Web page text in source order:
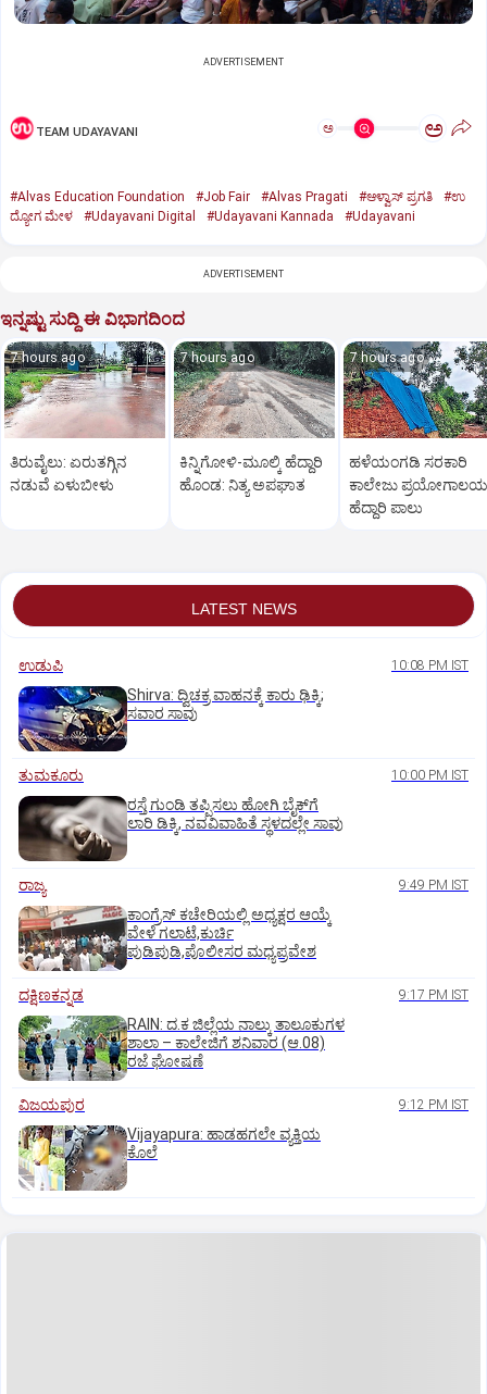
ADVERTISEMENT
TEAM UDAYAVANI ಅ ಅ
#Alvas Education Foundation #Job Fair #Alvas Pragati #ಆಳ್ವಾಸ್‌ ಪ್ರಗತಿ
#ಉ
ದ್ಯೋಗ ಮೇಳ
#Udayavani Digital #Udayavani Kannada #Udayavani
ADVERTISEMENT
ಇನ್ನಷ್ಟು ಸುದ್ದಿ ಈ ವಿಭಾಗದಿಂದ
7 hours ago
ತಿರುವೈಲು: ಏರುತಗ್ಗಿನ
ನಡುವೆ ಏಳುಬೀಳು
7 hours ago
ಕಿನ್ನಿಗೋಳಿ-ಮೂಲ್ಕಿ ಹೆದ್ದಾರಿ
ಹೊಂಡ: ನಿತ್ಯ ಅಪಘಾತ
7 hours ago
ಹಳೆಯಂಗಡಿ ಸರಕಾರಿ
ಕಾಲೇಜು ಪ್ರಯೋಗಾಲಯ
ಹೆದ್ದಾರಿ ಪಾಲು
LATEST NEWS
ಉಡುಪಿ 10:08 PM IST
Shirva: ದ್ವಿಚಕ್ರ ವಾಹನಕ್ಕೆ ಕಾರು ಢಿಕ್ಕಿ;
ಸವಾರ ಸಾವು
ತುಮಕೂರು 10:00 PM IST
ರಸ್ತೆ ಗುಂಡಿ ತಪ್ಪಿಸಲು ಹೋಗಿ ಬೈಕ್‌ಗೆ
ಲಾರಿ ಡಿಕ್ಕಿ, ನವವಿವಾಹಿತೆ ಸ್ಥಳದಲ್ಲೇ ಸಾವು
ರಾಜ್ಯ 9:49 PM IST
ಕಾಂಗ್ರೆಸ್ ಕಚೇರಿಯಲ್ಲಿ ಅಧ್ಯಕ್ಷರ ಆಯ್ಕೆ
ವೇಳೆ ಗಲಾಟೆ,ಕುರ್ಚಿ
ಪುಡಿಪುಡಿ,ಪೊಲೀಸರ ಮಧ್ಯಪ್ರವೇಶ
ದಕ್ಷಿಣಕನ್ನಡ 9:17 PM IST
RAIN: ದ.ಕ ಜಿಲ್ಲೆಯ ನಾಲ್ಕು ತಾಲೂಕುಗಳ
ಶಾಲಾ – ಕಾಲೇಜಿಗೆ ಶನಿವಾರ (ಆ.08)
ರಜೆ ಘೋಷಣೆ
ವಿಜಯಪುರ 9:12 PM IST
Vijayapura: ಹಾಡಹಗಲೇ ವ್ಯಕ್ತಿಯ
ಕೊಲೆ